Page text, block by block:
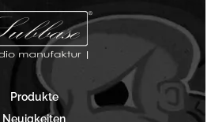
Produkte
Neuigkeiten